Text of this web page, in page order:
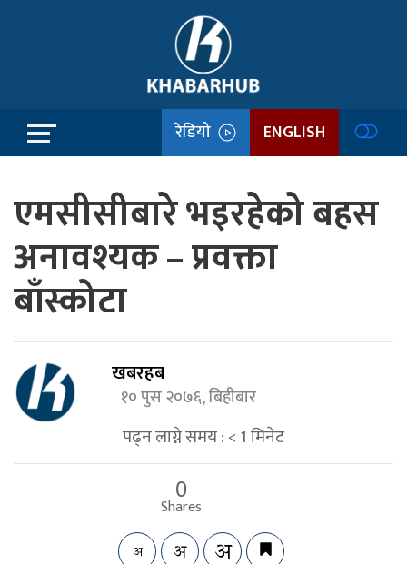
रेडियो ENGLISH
एमसीसीबारे भइरहेको बहस
अनावश्यक – प्रवक्ता
बाँस्कोटा
खबरहब
१० पुस २०७६, बिहीबार
पढ्न लाग्ने समय :< 1मिनेट
0
Shares